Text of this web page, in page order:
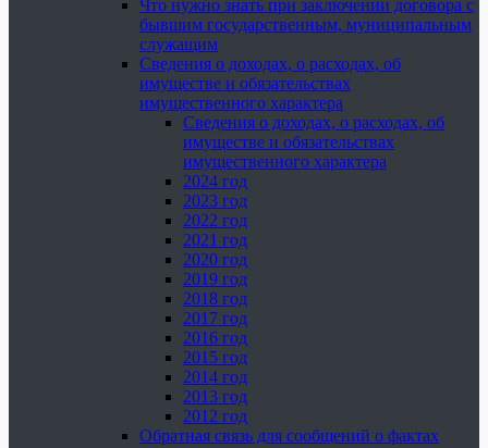
Что нужно знать при заключении договора с
бывшим государственным, муниципальным
служащим
Сведения о доходах, о расходах, об
имуществе и обязательствах
имущественного характера
Сведения о доходах, о расходах, об
имуществе и обязательствах
имущественного характера
2024 год
2023 год
2022 год
2021 год
2020 год
2019 год
2018 год
2017 год
2016 год
2015 год
2014 год
2013 год
2012 год
Обратная связь для сообщений о фактах